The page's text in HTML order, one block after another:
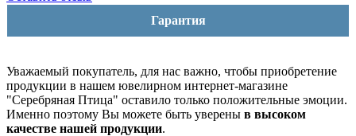
Гарантия
Уважаемый покупатель, для нас важно, чтобы приобретение
продукции в нашем ювелирном интернет-магазине
"Серебряная Птица" оставило только положительные эмоции.
Именно поэтому Вы можете быть уверены в высоком
качестве нашей продукции.